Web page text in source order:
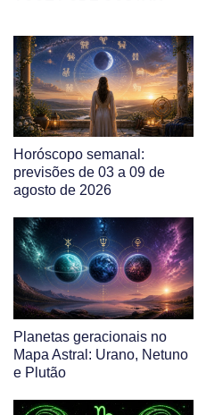
Horóscopo semanal:
previsões de 03 a 09 de
agosto de 2026
Planetas geracionais no
Mapa Astral: Urano, Netuno
e Plutão